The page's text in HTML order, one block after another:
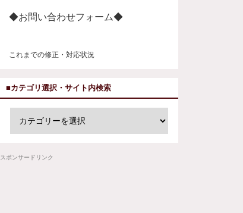
◆お問い合わせフォーム◆
これまでの修正・対応状況
■カテゴリ選択・サイト内検索
スポンサードリンク